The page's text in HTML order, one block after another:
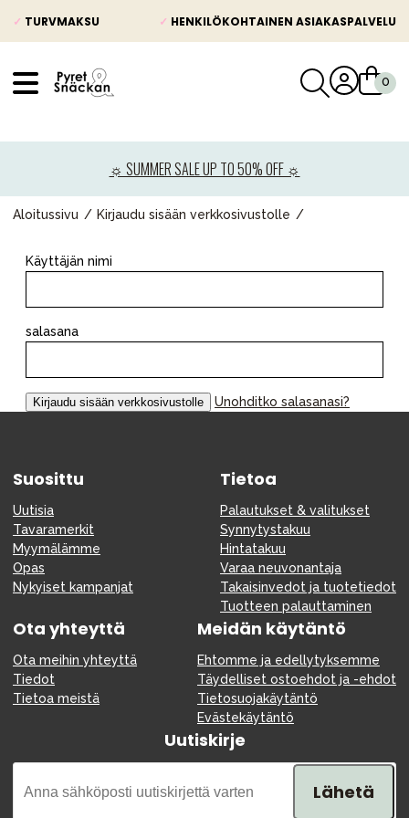
✓ TURVMAKSU ✓ HENKILÖKOHTAINEN ASIAKASPALVELU
☼ SUMMER SALE UP TO 50% OFF ☼
Aloitussivu Kirjaudu sisään verkkosivustolle
Käyttäjän nimi
salasana
Unohditko salasanasi?
Suosittu
Uutisia
Tavaramerkit
Myymälämme
Opas
Nykyiset kampanjat
Tietoa
Palautukset & valitukset
Synnytystakuu
Hintatakuu
Varaa neuvonantaja
Takaisinvedot ja tuotetiedot
Tuotteen palauttaminen
Ota yhteyttä
Ota meihin yhteyttä
Tiedot
Tietoa meistä
Meidän käytäntö
Ehtomme ja edellytyksemme
Täydelliset ostoehdot ja -ehdot
Tietosuojakäytäntö
Evästekäytäntö
Uutiskirje
Lähetä
Lastenvaunut
Lasten turvaistuimet
Lelut ja pelit
Äiti & Isä
Huonekalut & vuodevaatteet
Tarvikkeet
Kampanjat
Lahjavinkkejä
Suosikit
Tavaramerkit
Outlet
Opas
Ota meihin yhteyttä osoitteessa
Myymälämme